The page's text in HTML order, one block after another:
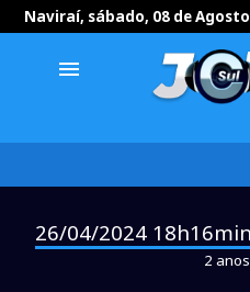
Naviraí, sábado, 08 de
menu
26/04/2024 18h16min
2